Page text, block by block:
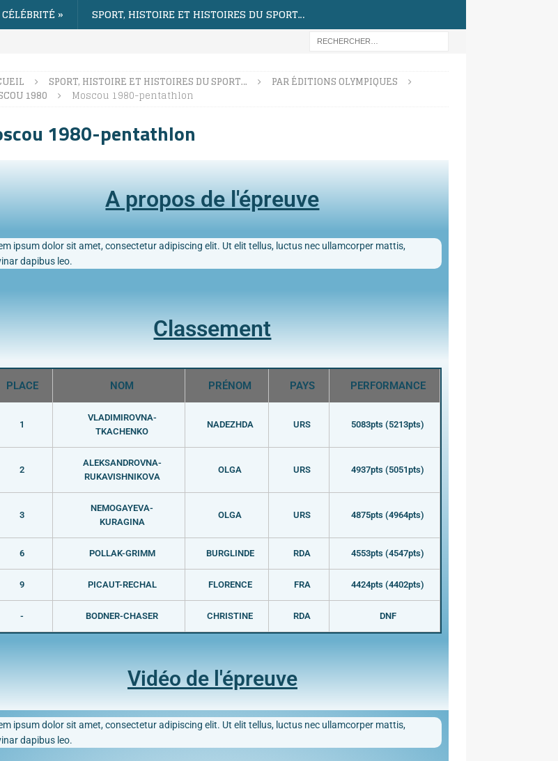
»
SPORT, HISTOIRE ET HISTOIRES DU SPORT…
SPORT, HISTOIRE ET HISTOIRES DU SPORT…
PAR ÉDITIONS OLYMPIQUES
1980
Moscou 1980-pentathlon
1980-pentathlon
A propos de l'épreuve
ipsum dolor sit amet, consectetur adipiscing elit. Ut elit tellus, luctus nec ullamcorper mattis,
dapibus leo.
Classement
PLACE NOM PRÉNOM PAYS PERFORMANCE
1
VLADIMIROVNA-
TKACHENKO
NADEZHDA URS 5083pts (5213pts)
2
ALEKSANDROVNA-
RUKAVISHNIKOVA
OLGA URS 4937pts (5051pts)
3
NEMOGAYEVA-
KURAGINA
OLGA URS 4875pts (4964pts)
6 POLLAK-GRIMM BURGLINDE RDA 4553pts (4547pts)
9 PICAUT-RECHAL FLORENCE FRA 4424pts (4402pts)
- BODNER-CHASER CHRISTINE RDA DNF
Vidéo de l'épreuve
ipsum dolor sit amet, consectetur adipiscing elit. Ut elit tellus, luctus nec ullamcorper mattis,
dapibus leo.